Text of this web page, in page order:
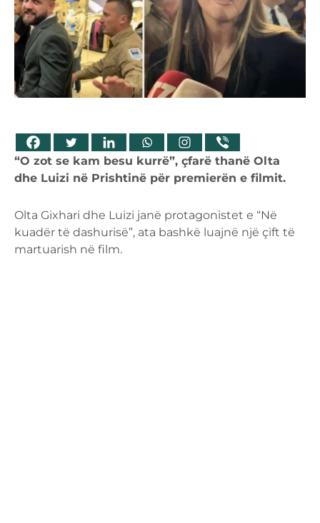
“O zot se kam besu kurrë”, çfarë thanë Olta
dhe Luizi në Prishtinë për premierën e filmit.
Olta Gixhari dhe Luizi janë protagonistet e “Në
kuadër të dashurisë”, ata bashkë luajnë një çift të
martuarish në film.